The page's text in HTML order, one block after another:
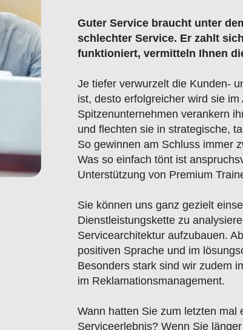
Guter Service braucht unter
schlechter Service. Er zahlt
funktioniert, vermitteln Ihnen
Je tiefer verwurzelt die Kunden-
ist, desto erfolgreicher wird sie
Spitzenunternehmen verankern
und flechten sie in strategische,
So gewinnen am Schluss immer
Was so einfach tönt ist
Unterstützung von Premium
Sie können uns ganz gezielt
Dienstleistungskette zu
Servicearchitektur aufzubauen.
positiven Sprache und im
Besonders stark sind wir zudem
im Reklamationsmanagement.
Wann hatten Sie zum letzten mal
Serviceerlebnis? Wenn Sie